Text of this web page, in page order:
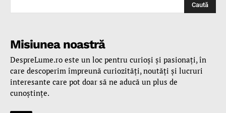
Caută
Misiunea noastră
DespreLume.ro este un loc pentru curioşi şi pasionaţi, în
care descoperim împreună curiozităţi, noutăţi şi lucruri
interesante care pot doar să ne aducă un plus de
cunoştinţe.